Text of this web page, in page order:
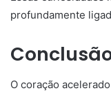
profundamente
O coração